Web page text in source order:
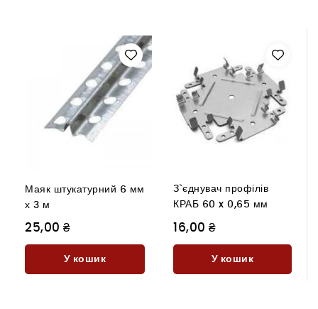
Маяк штукатурний 6 мм
х 3 м
25,00 ₴
У кошик
З`єднувач профілів
КРАБ 60 x 0,65 мм
16,00 ₴
У кошик